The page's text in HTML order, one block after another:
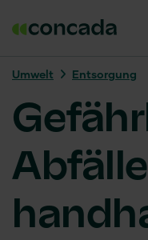
Umwelt Entsorgung